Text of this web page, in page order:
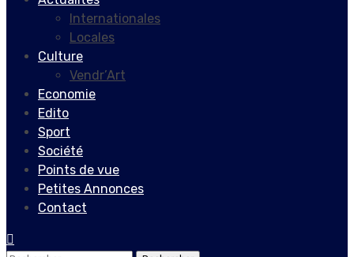
Internationales
Locales
Culture
Vendr’Art
Economie
Edito
Sport
Société
Points de vue
Petites Annonces
Contact